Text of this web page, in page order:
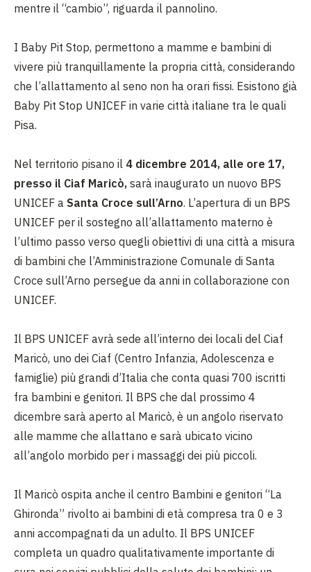
mentre il “cambio”, riguarda il pannolino.
I Baby Pit Stop, permettono a mamme e bambini di
vivere più tranquillamente la propria città, considerando
che l’allattamento al seno non ha orari fissi. Esistono già
Baby Pit Stop UNICEF in varie città italiane tra le quali
Pisa.
Nel territorio pisano il 4 dicembre 2014, alle ore 17,
presso il Ciaf Maricò, sarà inaugurato un nuovo BPS
UNICEF a Santa Croce sull’Arno. L’apertura di un BPS
UNICEF per il sostegno all’allattamento materno è
l’ultimo passo verso quegli obiettivi di una città a misura
di bambini che l’Amministrazione Comunale di Santa
Croce sull’Arno persegue da anni in collaborazione con
UNICEF.
Il BPS UNICEF avrà sede all’interno dei locali del Ciaf
Maricò, uno dei Ciaf (Centro Infanzia, Adolescenza e
famiglie) più grandi d’Italia che conta quasi 700 iscritti
fra bambini e genitori. Il BPS che dal prossimo 4
dicembre sarà aperto al Maricò, è un angolo riservato
alle mamme che allattano e sarà ubicato vicino
all’angolo morbido per i massaggi dei più piccoli.
Il Maricò ospita anche il centro Bambini e genitori “La
Ghironda” rivolto ai bambini di età compresa tra 0 e 3
anni accompagnati da un adulto. Il BPS UNICEF
completa un quadro qualitativamente importante di